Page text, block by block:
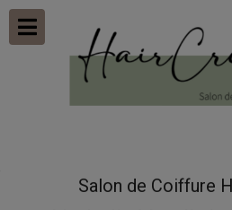
Salon de Coiffure